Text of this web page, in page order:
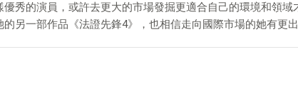
秀的演員，或許去更大的市場發掘更適合自己的環境和領域
另一部作品《法證先鋒4》，也相信走向國際市場的她有更